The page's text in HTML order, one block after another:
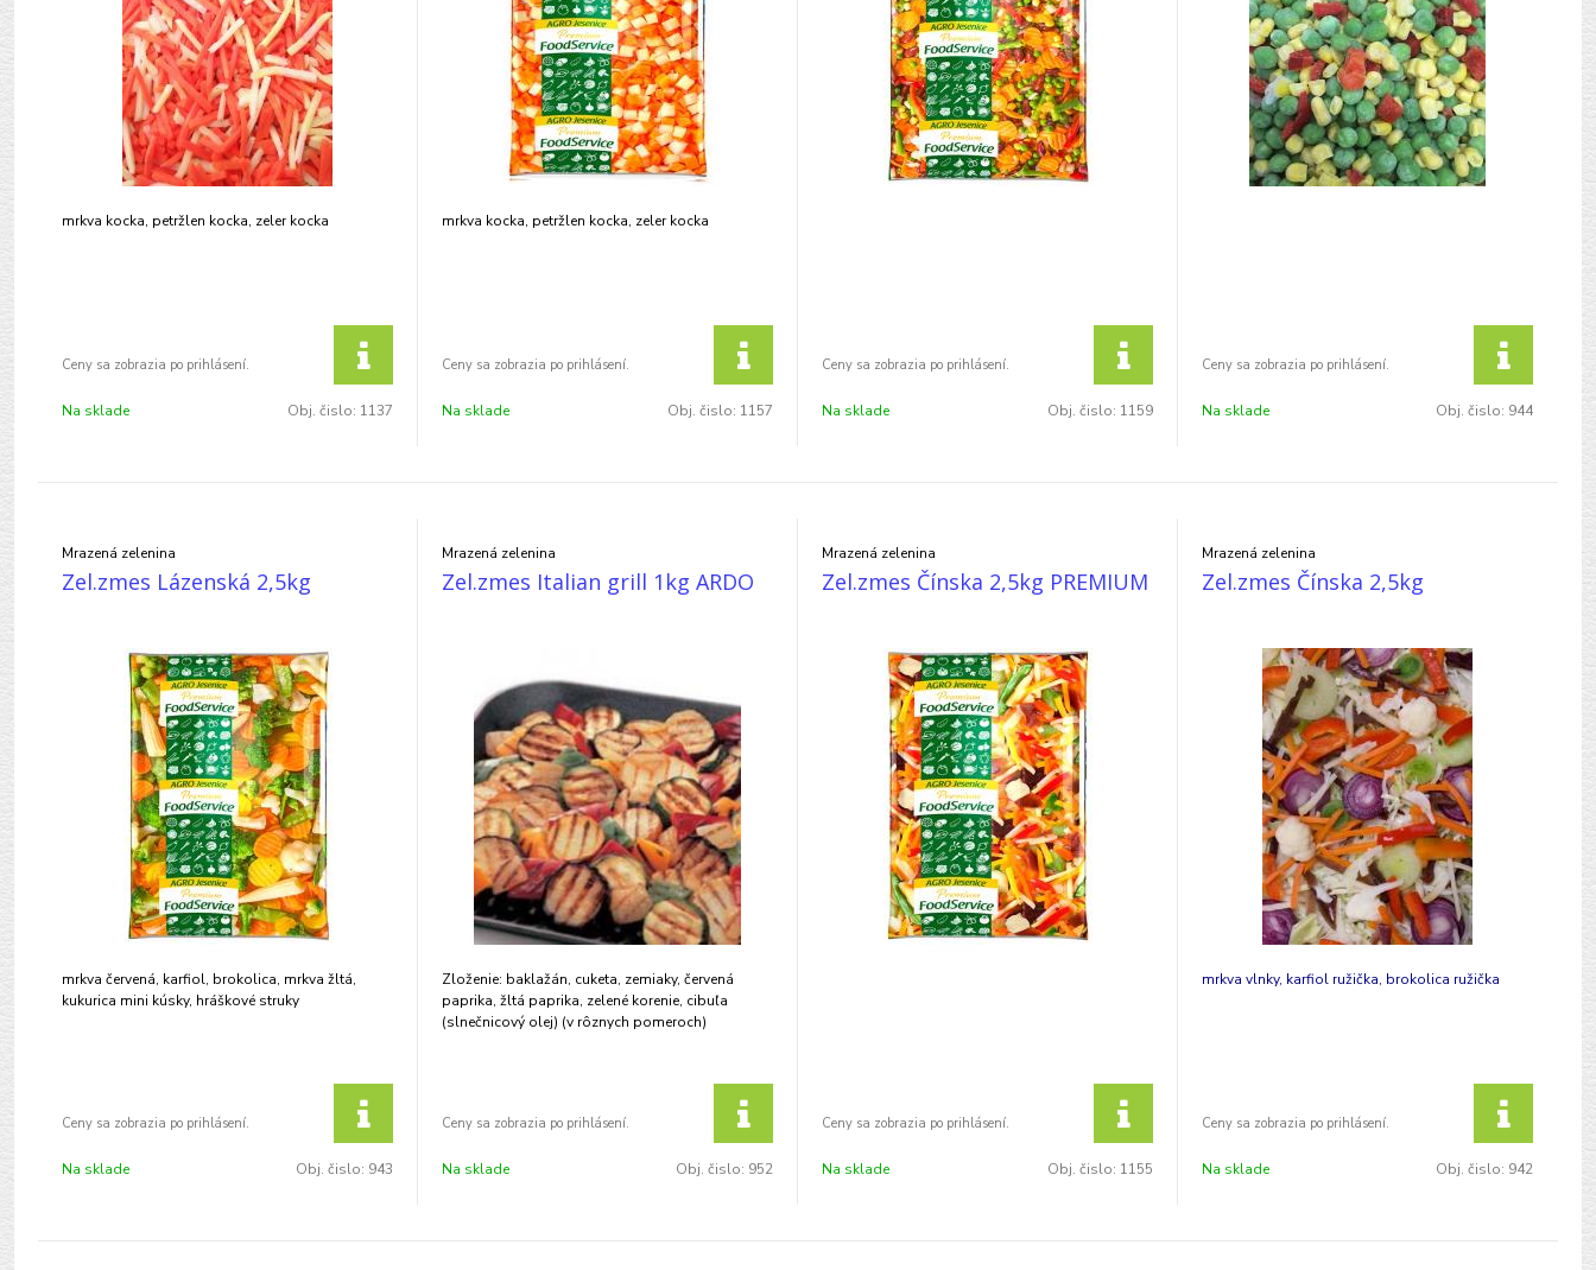
mrkva kocka, petržlen kocka, zeler kocka
Na sklade Obj. čislo: 1137
mrkva kocka, petržlen kocka, zeler kocka
Na sklade Obj. čislo: 1157 Na sklade Obj. čislo: 1159 Na sklade Obj. čislo: 944
Mrazená zelenina
Zel.zmes Lázenská 2,5kg
mrkva červená, karfiol, brokolica, mrkva žltá,
kukurica mini kúsky, hráškové struky
Na sklade Obj. čislo: 943
Mrazená zelenina
Zel.zmes Italian grill 1kg ARDO
Zloženie: baklažán, cuketa, zemiaky, červená
paprika, žltá paprika, zelené korenie, cibuľa
(slnečnicový olej) (v rôznych pomeroch)
Na sklade Obj. čislo: 952
Mrazená zelenina
Zel.zmes Čínska 2,5kg PREMIUM
Na sklade Obj. čislo: 1155
Mrazená zelenina
Zel.zmes Čínska 2,5kg
mrkva vlnky, karfiol ružička, brokolica ružička
Na sklade Obj. čislo: 942